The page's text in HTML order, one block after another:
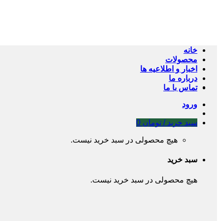
ورود
سبد خرید / تومان
هیچ محصولی در سبد خرید نیست.
سبد خرید
هیچ محصولی در سبد خرید نیست.
خانه
محصولات
اخبار و اطلاعیه ها
درباره ما
تماس با ما